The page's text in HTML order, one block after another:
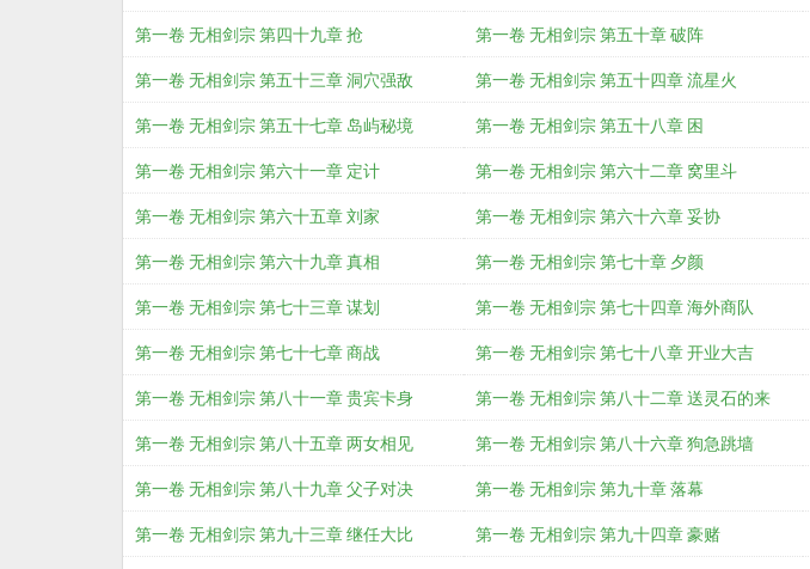
第一卷 无相剑宗 第四十九章 抢 第一卷 无相剑宗 第五十章 破阵
第一卷 无相剑宗 第五十三章 洞穴强敌 第一卷 无相剑宗 第五十四章 流星火
第一卷 无相剑宗 第五十七章 岛屿秘境 第一卷 无相剑宗 第五十八章 困
第一卷 无相剑宗 第六十一章 定计 第一卷 无相剑宗 第六十二章 窝里斗
第一卷 无相剑宗 第六十五章 刘家 第一卷 无相剑宗 第六十六章 妥协
第一卷 无相剑宗 第六十九章 真相 第一卷 无相剑宗 第七十章 夕颜
第一卷 无相剑宗 第七十三章 谋划 第一卷 无相剑宗 第七十四章 海外商队
第一卷 无相剑宗 第七十七章 商战 第一卷 无相剑宗 第七十八章 开业大吉
第一卷 无相剑宗 第八十一章 贵宾卡身 第一卷 无相剑宗 第八十二章 送灵石的来
第一卷 无相剑宗 第八十五章 两女相见 第一卷 无相剑宗 第八十六章 狗急跳墙
第一卷 无相剑宗 第八十九章 父子对决 第一卷 无相剑宗 第九十章 落幕
第一卷 无相剑宗 第九十三章 继任大比 第一卷 无相剑宗 第九十四章 豪赌